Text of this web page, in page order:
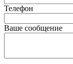
Телефон
Ваше сообщение